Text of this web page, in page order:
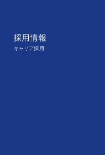
採用情報
キャリア採用